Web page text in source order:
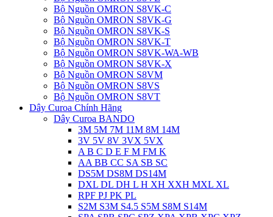
Bộ Nguồn OMRON S8VK-C
Bộ Nguồn OMRON S8VK-G
Bộ Nguồn OMRON S8VK-S
Bộ Nguồn OMRON S8VK-T
Bộ Nguồn OMRON S8VK-WA-WB
Bộ Nguồn OMRON S8VK-X
Bộ Nguồn OMRON S8VM
Bộ Nguồn OMRON S8VS
Bộ Nguồn OMRON S8VT
Dây Curoa Chính Hãng
Dây Curoa BANDO
3M 5M 7M 11M 8M 14M
3V 5V 8V 3VX 5VX
A B C D E F M FM K
AA BB CC SA SB SC
DS5M DS8M DS14M
DXL DL DH L H XH XXH MXL XL
RPF PJ PK PL
S2M S3M S4.5 S5M S8M S14M